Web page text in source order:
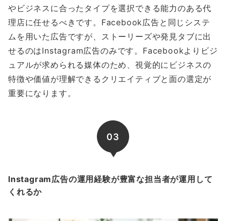
やビジネスに合ったタイプを選択できる能力のある代
理店に任せるべきです。Facebook広告と同じシステ
ムを用いた広告ですが、ストーリーズや発見タブに出
せるのはInstagram広告のみです。Facebookよりビジ
ュアルが求められる媒体のため、視覚的にビジネスの
特徴や価値が理解できるクリエイティブと面の選定が
重要になります。
03
Instagram広告の運用経験が豊富な担当者が運用して
くれるか